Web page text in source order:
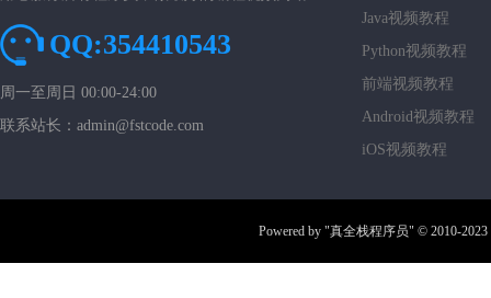
QQ:354410543
周一至周日 00:00-24:00
联系站长：admin@fstcode.com
Java视频教程
Python视频教程
前端视频教程
Android视频教程
iOS视频教程
Powered by "真全栈程序员" © 2010-2023